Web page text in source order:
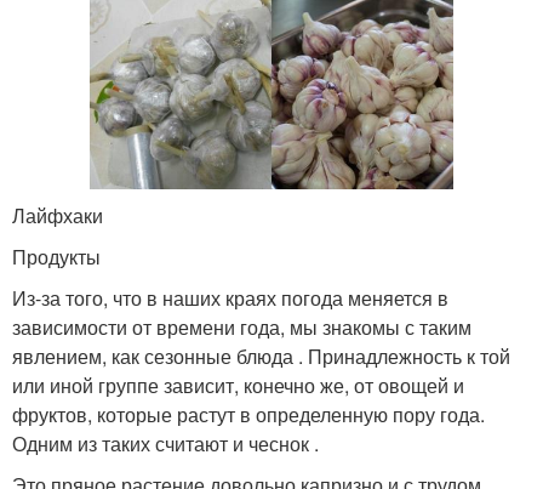
Лайфхаки
Продукты
Из-за того, что в наших краях погода меняется в
зависимости от времени года, мы знакомы с таким
явлением, как сезонные блюда . Принадлежность к той
или иной группе зависит, конечно же, от овощей и
фруктов, которые растут в определенную пору года.
Одним из таких считают и чеснок .